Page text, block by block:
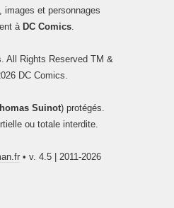
images et personnages
à DC Comics.
All Rights Reserved TM &
DC Comics.
Suinot) protégés.
ou totale interdite.
• v. 4.5 | 2011-2026